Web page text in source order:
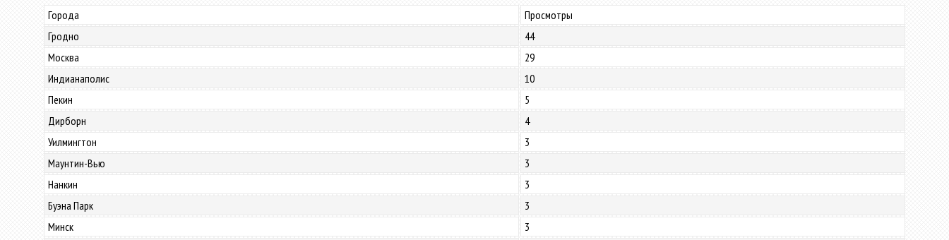
Города
Просмотры
Гродно
44
Москва
29
Индианаполис
10
Пекин
5
Дирборн
4
Уилмингтон
3
Маунтин-Вью
3
Нанкин
3
Буэна Парк
3
Минск
3